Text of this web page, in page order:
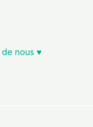
de nous ♥️